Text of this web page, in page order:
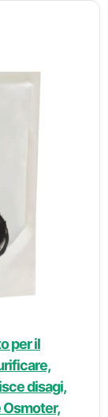
per il
disagi,
Osmoter,